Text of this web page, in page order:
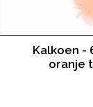
Kalkoen -
oranje